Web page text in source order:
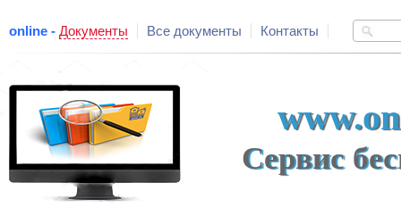
online - Документы Все документы Контакты
Сервис